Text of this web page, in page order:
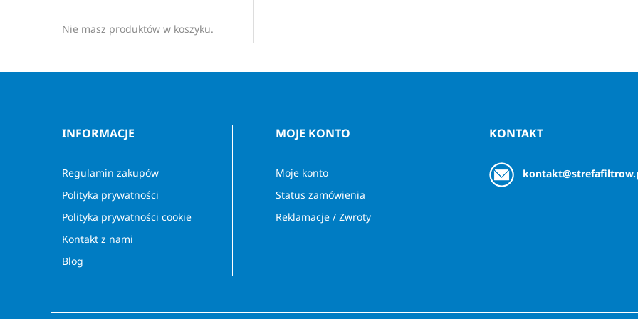
Nie masz produktów w koszyku.
INFORMACJE
Regulamin zakupów
Polityka prywatności
Polityka prywatności cookie
Kontakt z nami
Blog
MOJE KONTO
Moje konto
Status zamówienia
Reklamacje / Zwroty
KONTAKT